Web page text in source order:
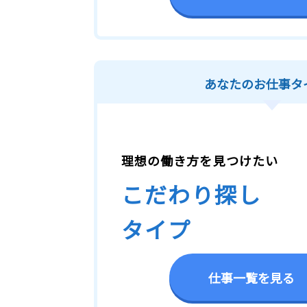
あなたのお仕事
理想の働き方を見つけたい
こだわり探し
タイプ
仕事一覧を見る